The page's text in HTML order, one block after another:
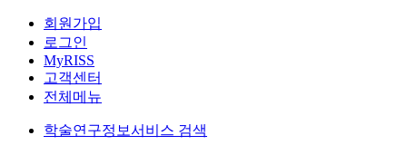
회원가입
로그인
MyRISS
고객센터
전체메뉴
학술연구정보서비스 검색